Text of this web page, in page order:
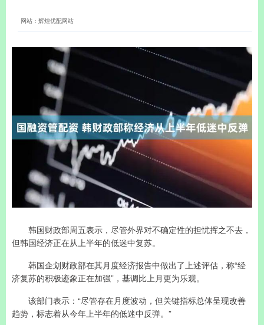
网站：辉煌优配网站
韩国财政部周五表示，尽管外界对不确定性的担忧挥之不去，
但韩国经济正在从上半年的低迷中复苏。
韩国企划财政部在其月度经济报告中做出了上述评估，称“经
济复苏的积极迹象正在加强”，基调比上月更为乐观。
该部门表示：“尽管存在月度波动，但关键指标总体呈现改善
趋势，标志着从今年上半年的低迷中反弹。”